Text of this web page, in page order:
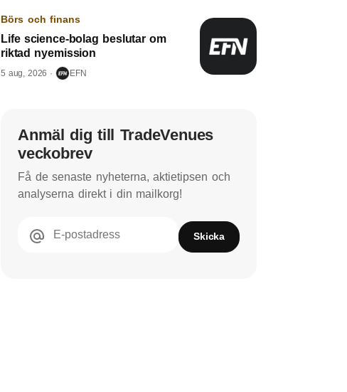
Börs och finans
Life science-bolag beslutar om
riktad nyemission
5 aug, 2026 EFN
Anmäl dig till TradeVenues
veckobrev
Få de senaste nyheterna, aktietipsen och
analyserna direkt i din mailkorg!
E-postadress Skicka